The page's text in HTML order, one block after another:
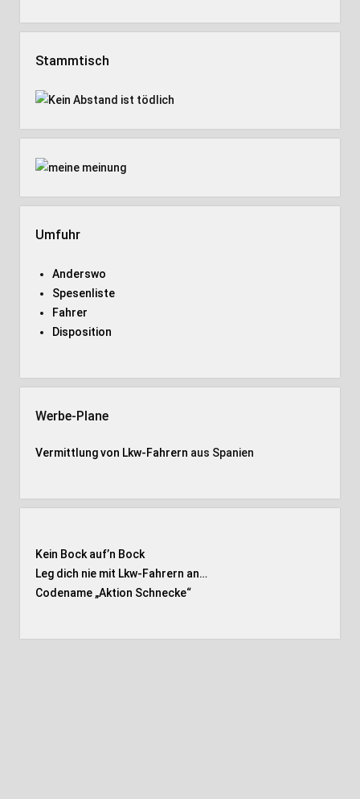
Stammtisch
Umfuhr
Anderswo
Spesenliste
Fahrer
Disposition
Werbe-Plane
Vermittlung von Lkw-Fahrern aus Spanien
Kein Bock auf’n Bock
Leg dich nie mit Lkw-Fahrern an…
Codename „Aktion Schnecke“